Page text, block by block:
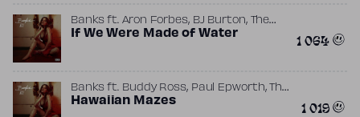
Banksft. Aron Forbes, BJ Burton,
The
Wiild
If We Were Made of Water 1 064
Banksft. Buddy Ross, Paul Epworth, The
Wiild
Hawaiian Mazes 1 019